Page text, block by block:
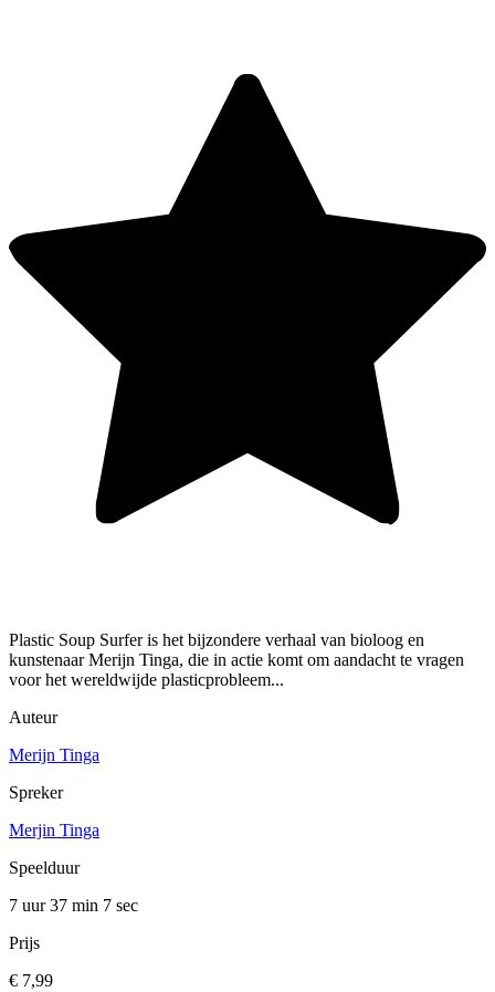
Plastic Soup Surfer is het bijzondere verhaal van bioloog en
kunstenaar Merijn Tinga, die in actie komt om aandacht te vragen
voor het wereldwijde plasticprobleem...
Auteur
Merijn Tinga
Spreker
Merjin Tinga
Speelduur
7 uur 37 min 7 sec
Prijs
€ 7,99